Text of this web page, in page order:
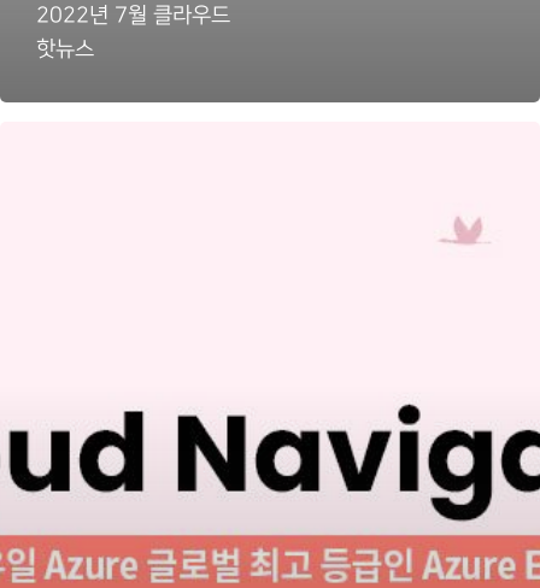
2022년 7월 클라우드
핫뉴스